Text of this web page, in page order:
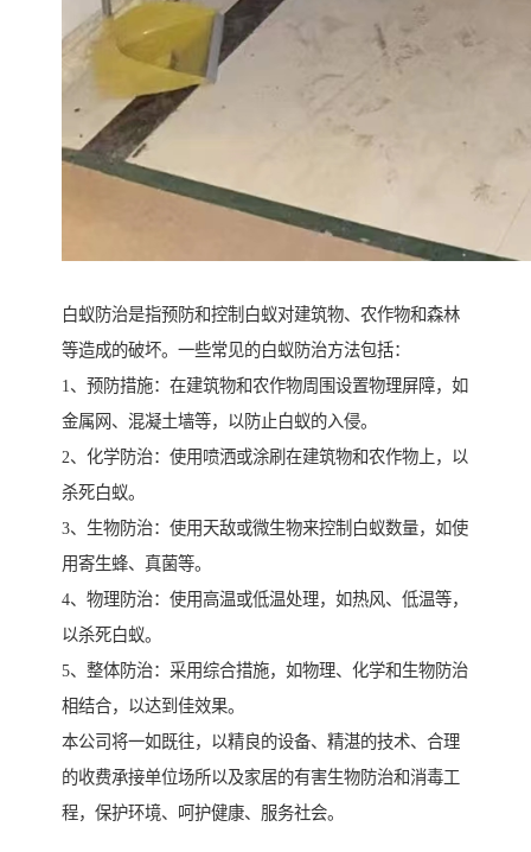
白蚁防治是指预防和控制白蚁对建筑物、农作物和森林
等造成的破坏。一些常见的白蚁防治方法包括：
1、预防措施：在建筑物和农作物周围设置物理屏障，如
金属网、混凝土墙等，以防止白蚁的入侵。
2、化学防治：使用喷洒或涂刷在建筑物和农作物上，以
杀死白蚁。
3、生物防治：使用天敌或微生物来控制白蚁数量，如使
用寄生蜂、真菌等。
4、物理防治：使用高温或低温处理，如热风、低温等，
以杀死白蚁。
5、整体防治：采用综合措施，如物理、化学和生物防治
相结合，以达到佳效果。
本公司将一如既往，以精良的设备、精湛的技术、合理
的收费承接单位场所以及家居的有害生物防治和消毒工
程，保护环境、呵护健康、服务社会。